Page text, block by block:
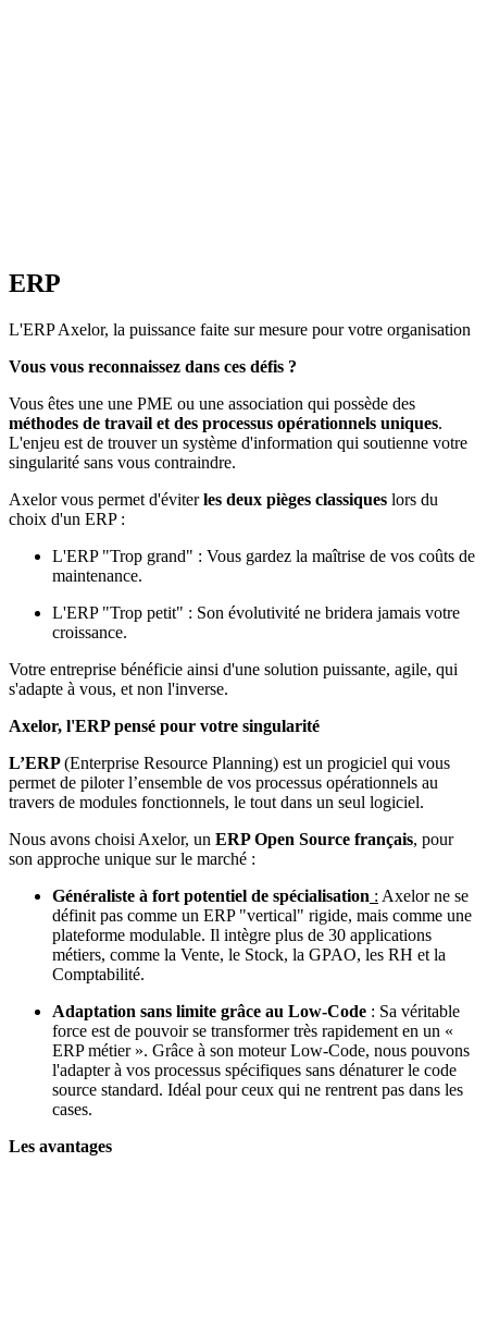
ERP
L'ERP Axelor, la puissance faite sur mesure pour votre organisation
Vous vous reconnaissez dans ces défis ?
Vous êtes une une PME ou une association qui possède des
méthodes de travail et des processus opérationnels uniques.
L'enjeu est de trouver un système d'information qui soutienne votre
singularité sans vous contraindre.
Axelor vous permet d'éviterles deux pièges classiques lors du
choix d'un ERP :
L'ERP "Trop grand" : Vous gardez la maîtrise de vos coûts de
maintenance.
L'ERP "Trop petit" : Son évolutivité ne bridera jamais votre
croissance.
Votre entreprise bénéficie ainsi d'une solution puissante, agile, qui
s'adapte à vous, et non l'inverse.
Axelor, l'ERP pensé pour votre singularité
L’ERP(Enterprise Resource Planning) est un progiciel qui vous
permet de piloter l’ensemble de vos processus opérationnels au
travers de modules fonctionnels, le tout dans un seul logiciel.
Nous avons choisi Axelor, un ERP Open Source français, pour
son approche unique sur le marché :
Généraliste à fort potentiel de spécialisation : Axelor ne se
définit pas comme un ERP "vertical" rigide, mais comme une
plateforme modulable. Il intègre plus de 30 applications
métiers, comme la Vente, le Stock, la GPAO, les RH et la
Comptabilité.
Adaptation sans limite grâce au Low-Code : Sa véritable
force est de pouvoir se transformer très rapidement en un «
ERP métier ». Grâce à son moteur Low-Code, nous pouvons
l'adapter à vos processus spécifiques sans dénaturer le code
source standard. Idéal pour ceux qui ne rentrent pas dans les
cases.
Les avantages